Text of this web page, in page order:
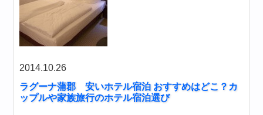
2014.10.26
ラグーナ蒲郡 安いホテル宿泊 おすすめはどこ？カ
ップルや家族旅行のホテル宿泊選び